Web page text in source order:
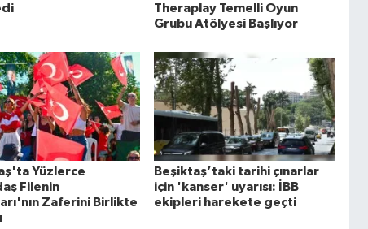
Theraplay Temelli Oyun
Grubu Atölyesi Başlıyor
Yüzlerce
Filenin
Zaferini Birlikte
Beşiktaş’taki tarihi çınarlar
için 'kanser' uyarısı: İBB
ekipleri harekete geçti